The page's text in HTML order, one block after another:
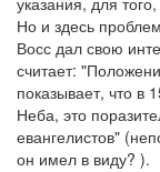
Но и здесь
Восс дал свою
считает:
показывает, что в
Неба, это
евангелистов"
он имел в виду? ).